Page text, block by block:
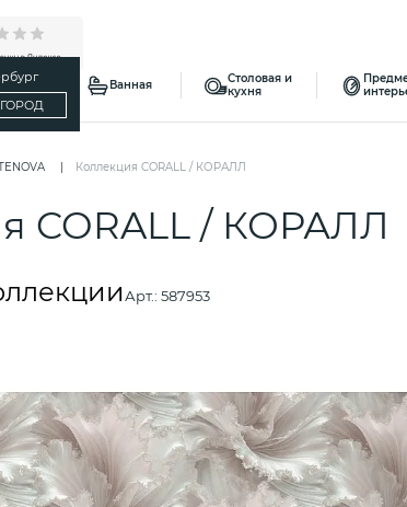
Ванная
Столовая и
кухня
Коллекция CORALL / КОРАЛЛ
CORALL / КОРАЛЛ
Арт.: 587953